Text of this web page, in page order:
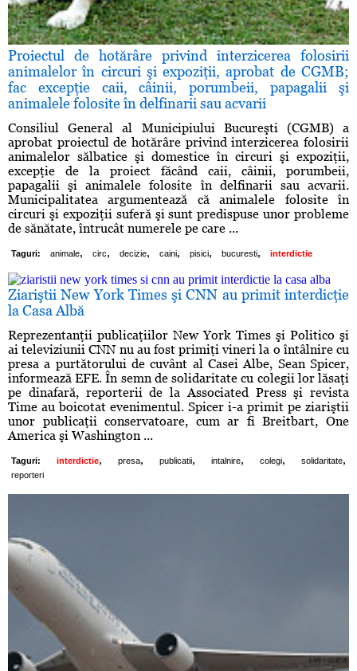
Proiectul de hotărâre privind interzicerea folosirii
animalelor în circuri şi expoziţii, aprobat de CGMB;
fac excepţie caii, câinii, porumbeii, papagalii şi
animalele folosite în delfinarii sau acvarii
Consiliul General al Municipiului Bucureşti (CGMB) a
aprobat proiectul de hotărâre privind interzicerea folosirii
animalelor sălbatice şi domestice în circuri şi expoziţii,
excepţie de la proiect făcând caii, câinii, porumbeii,
papagalii şi animalele folosite în delfinarii sau acvarii.
Municipalitatea argumentează că animalele folosite în
circuri şi expoziţii suferă şi sunt predispuse unor probleme
de sănătate, întrucât numerele pe care ...
Taguri: animale, circ, decizie, caini, pisici, bucuresti, interdictie
Ziariştii New York Times şi CNN au primit interdicţie
la Casa Albă
Reprezentanţii publicaţiilor New York Times şi Politico şi
ai televiziunii CNN nu au fost primiţi vineri la o întâlnire cu
presa a purtătorului de cuvânt al Casei Albe, Sean Spicer,
informează EFE. În semn de solidaritate cu colegii lor lăsaţi
pe dinafară, reporterii de la Associated Press şi revista
Time au boicotat evenimentul. Spicer i-a primit pe ziariştii
unor publicaţii conservatoare, cum ar fi Breitbart, One
America şi Washington ...
Taguri: interdictie, presa, publicatii, intalnire, colegi, solidaritate,
reporteri